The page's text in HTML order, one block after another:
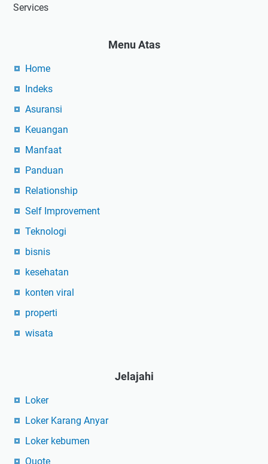
Services
Menu Atas
Home
Indeks
Asuransi
Keuangan
Manfaat
Panduan
Relationship
Self Improvement
Teknologi
bisnis
kesehatan
konten viral
properti
wisata
Jelajahi
Loker
Loker Karang Anyar
Loker kebumen
Quote